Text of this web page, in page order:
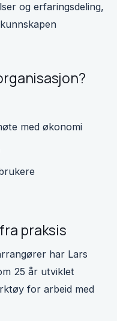
og erfaringsdeling,
med økonomi
praksis
har Lars
25 år utviklet
for arbeid med